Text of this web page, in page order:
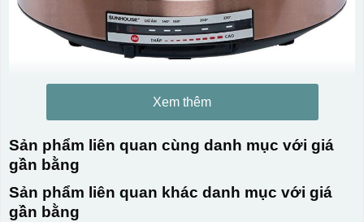
Xem thêm
Sản phẩm liên quan cùng danh mục với giá
gần bằng
Sản phẩm liên quan khác danh mục với giá
gần bằng